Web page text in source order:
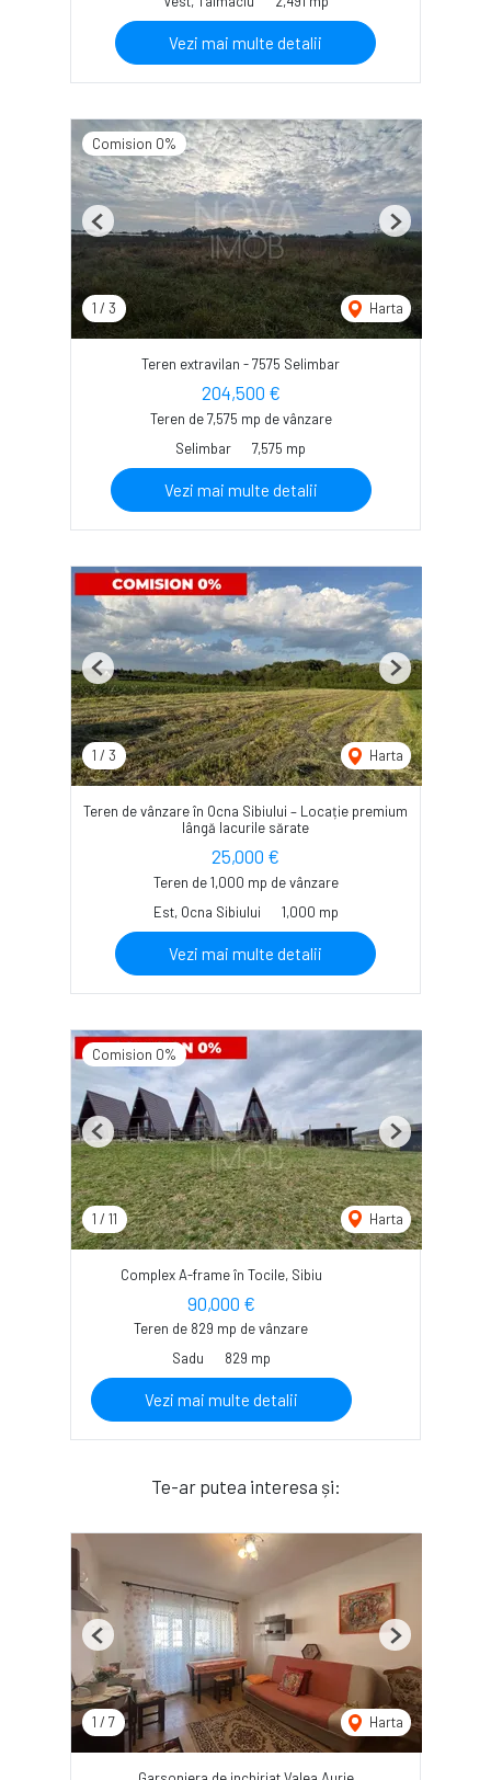
Vezi mai multe detalii
Comision 0%
1 / 3 Harta
Previous Next
Teren extravilan - 7575 Selimbar
204,500 €
Teren de 7,575 mp de vânzare
Selimbar
7,575 mp
Vezi mai multe detalii
1 / 3 Harta
Previous Next
Teren de vânzare în Ocna Sibiului – Locație premium
lângă lacurile sărate
25,000 €
Teren de 1,000 mp de vânzare
Est, Ocna Sibiului
1,000 mp
Vezi mai multe detalii
Comision 0%
1 / 11 Harta
Previous Next
Complex A-frame în Tocile, Sibiu
90,000 €
Teren de 829 mp de vânzare
Sadu
829 mp
Vezi mai multe detalii
Te-ar putea interesa și:
1 / 7 Harta
Previous Next